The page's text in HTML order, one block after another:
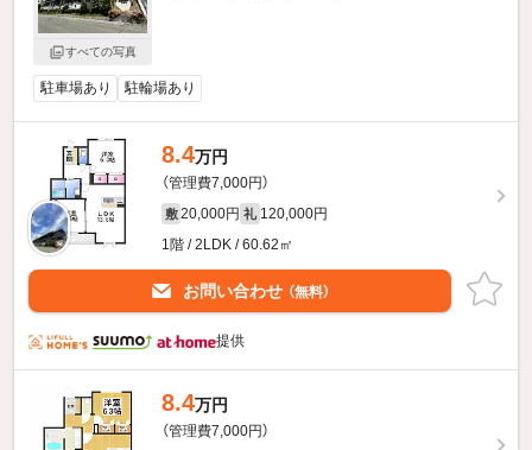
すべての写真
駐車場あり 駐輪場あり
8.4万円
（管理費7,000円）
敷 20,000円 礼 120,000円
1階 / 2LDK / 60.62㎡
お問い合わせ （無料）
提供
8.4万円
（管理費7,000円）